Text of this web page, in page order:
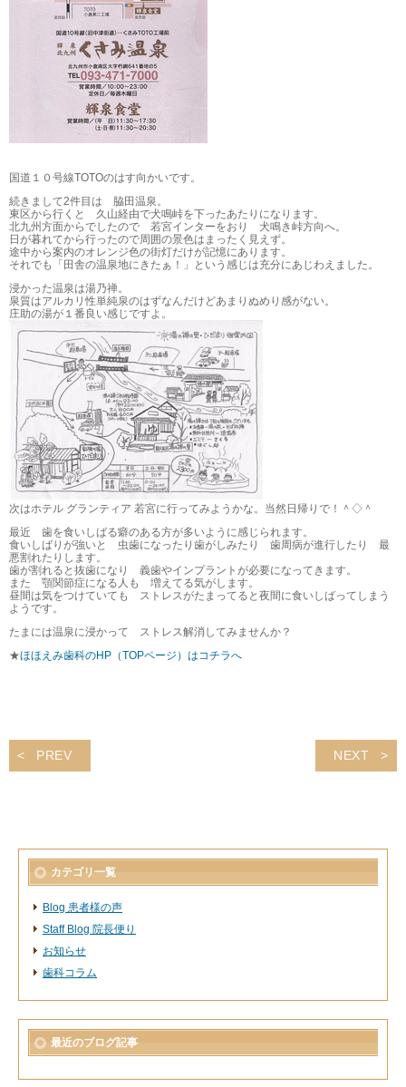
国道１０号線TOTOのはす向かいです。
続きまして2件目は 脇田温泉。
東区から行くと 久山経由で犬鳴峠を下ったあたりになります。
北九州方面からでしたので 若宮インターをおり 犬鳴き峠方向へ。
日が暮れてから行ったので周囲の景色はまったく見えず。
途中から案内のオレンジ色の街灯だけが記憶にあります。
それでも「田舎の温泉地にきたぁ！」という感じは充分にあじわえました。
浸かった温泉は湯乃禅。
泉質はアルカリ性単純泉のはずなんだけどあまりぬめり感がない。
庄助の湯が１番良い感じですよ。
次はホテル グランティア 若宮に行ってみようかな。当然日帰りで！＾◇＾
最近 歯を食いしばる癖のある方が多いように感じられます。
食いしばりが強いと 虫歯になったり歯がしみたり 歯周病が進行したり 最
悪割れたりします。
歯が割れると抜歯になり 義歯やインプラントが必要になってきます。
また 顎関節症になる人も 増えてる気がします。
昼間は気をつけていても ストレスがたまってると夜間に食いしばってしまう
ようです。
たまには温泉に浸かって ストレス解消してみませんか？
★ほほえみ歯科のHP（TOPページ）はコチラへ
PREV NEXT
カテゴリ一覧
Blog 患者様の声
Staff Blog 院長便り
お知らせ
歯科コラム
最近のブログ記事